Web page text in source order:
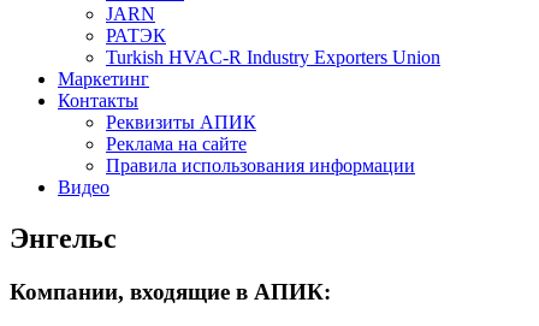
JARN
РАТЭК
Turkish HVAC-R Industry Exporters Union
Маркетинг
Контакты
Реквизиты АПИК
Реклама на сайте
Правила использования информации
Видео
Энгельс
Компании, входящие в АПИК: